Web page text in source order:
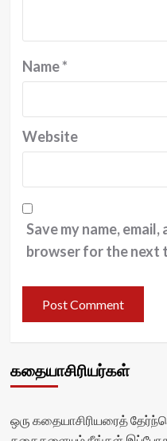
Name*
Website
Save my name,
browser for the next
கதையாசிரியர்கள்
ஒரு கதையாசிரியரைத்